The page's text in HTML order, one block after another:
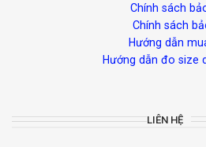
Chính sách
Chính sách
Hướng dẫn
Hướng dẫn đo size
LIÊN HỆ